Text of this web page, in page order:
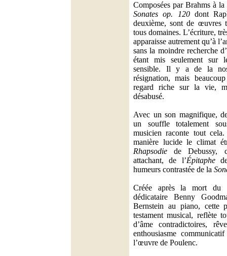
Composées par Brahms à
Sonates op. 120dont
deuxième, sont de œuvres
tous domaines. L’écriture,
apparaisse autrement qu’à
sans la moindre recherche
étant mis seulement sur
sensible. Il y a de la
résignation, mais
regard riche sur la vie,
désabusé.
Avec un son magnifique,
un souffle totalement
musicien raconte tout
manière lucide le climat
Rhapsodie de Debussy,
attachant, de l’Épitaphede
humeurs contrastée de la
Créée après la mort du
dédicataire Benny
Bernstein au piano, cette
testament musical, reflète
d’âme contradictoires,
enthousiasme
l’œuvre de Poulenc.